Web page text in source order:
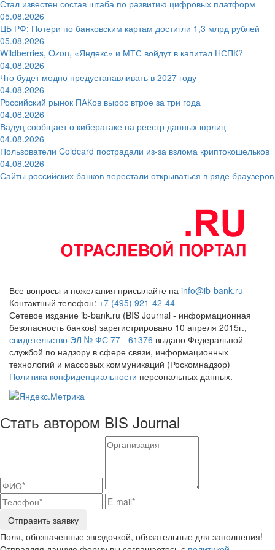
Стал известен состав штаба по развитию цифровых платформ
05.08.2026
ЦБ РФ: Потери по банковским картам достигли 1,3 млрд рублей
05.08.2026
Wildberries, Ozon, «Яндекс» и МТС войдут в капитал НСПК?
04.08.2026
Что будет модно предустанавливать в 2027 году
04.08.2026
Российский рынок ПАКов вырос втрое за три года
04.08.2026
Вадуц сообщает о кибератаке на реестр данных юрлиц
04.08.2026
Пользователи Coldcard пострадали из-за взлома криптокошельков
04.08.2026
Сайты российских банков перестали открываться в ряде браузеров
Все вопросы и пожелания присылайте на info@ib-bank.ru
Контактный телефон: +7 (495) 921-42-44
Сетевое издание ib-bank.ru (BIS Journal - информационная
безопасность банков) зарегистрировано 10 апреля 2015г.,
свидетельство ЭЛ № ФС 77 - 61376 выдано Федеральной
службой по надзору в сфере связи, информационных
технологий и массовых коммуникаций (Роскомнадзор)
Политика конфиденциальности персональных данных.
Стать автором BIS Journal
Отправить заявку
Поля, обозначенные звездочкой, обязательные для заполнения!